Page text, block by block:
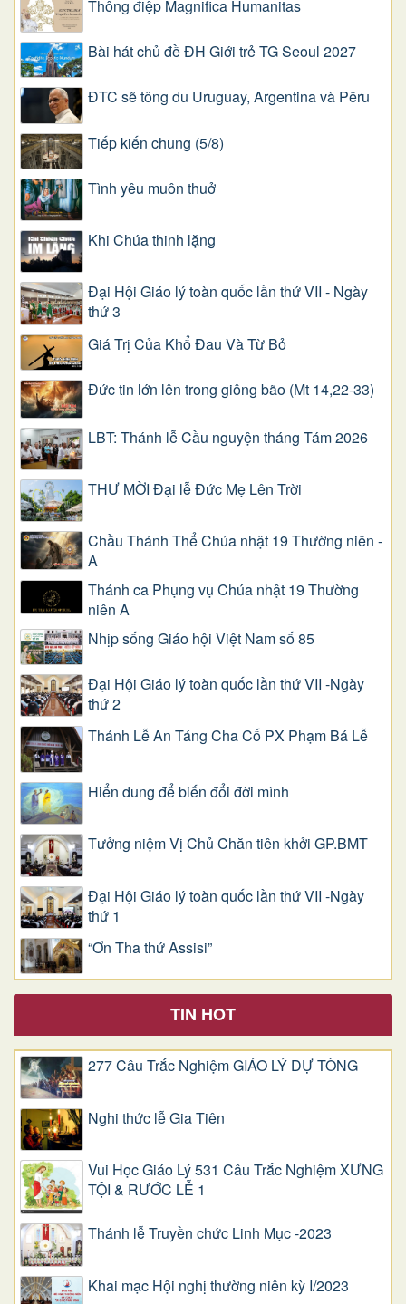
Thông điệp Magnifica Humanitas
Bài hát chủ đề ĐH Giới trẻ TG Seoul 2027
ĐTC sẽ tông du Uruguay, Argentina và Pêru
Tiếp kiến chung (5/8)
Tình yêu muôn thuở
Khi Chúa thinh lặng
Đại Hội Giáo lý toàn quốc lần thứ VII - Ngày
thứ 3
Giá Trị Của Khổ Ðau Và Từ Bỏ
Đức tin lớn lên trong giông bão (Mt 14,22-33)
LBT: Thánh lễ Cầu nguyện tháng Tám 2026
THƯ MỜI Đại lễ Đức Mẹ Lên Trời
Chầu Thánh Thể Chúa nhật 19 Thường niên -
A
Thánh ca Phụng vụ Chúa nhật 19 Thường
niên A
Nhịp sống Giáo hội Việt Nam số 85
Đại Hội Giáo lý toàn quốc lần thứ VII -Ngày
thứ 2
Thánh Lễ An Táng Cha Cố PX Phạm Bá Lễ
Hiển dung để biến đổi đời mình
Tưởng niệm Vị Chủ Chăn tiên khởi GP.BMT
Đại Hội Giáo lý toàn quốc lần thứ VII -Ngày
thứ 1
“Ơn Tha thứ Assisi”
TIN HOT
277 Câu Trắc Nghiệm GIÁO LÝ DỰ TÒNG
Nghi thức lễ Gia Tiên
Vui Học Giáo Lý 531 Câu Trắc Nghiệm XƯNG
TỘI & RƯỚC LỄ 1
Thánh lễ Truyền chức Linh Mục -2023
Khai mạc Hội nghị thường niên kỳ I/2023